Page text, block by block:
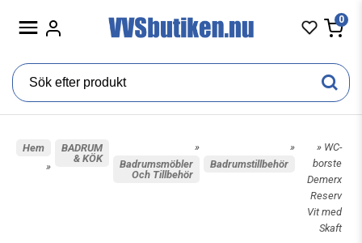
0
Hem
»
BADRUM
& KÖK
»
Badrumsmöbler
Och Tillbehör
»
Badrumstillbehör
» WC-
borste
Demerx
Reserv
Vit med
Skaft